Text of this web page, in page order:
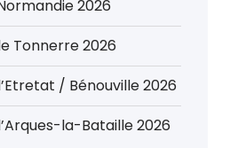
2026
Tonnerre 2026
/ Bénouville 2026
la-Bataille 2026